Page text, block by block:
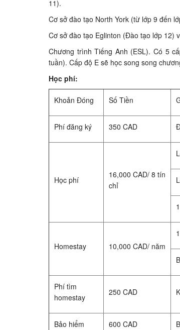
11).
Cơ sở đào tạo North York (từ lớp 9 đến
Cơ sở đào tạo Eglinton (Đào tạo lớp 12)
Chương trình Tiếng Anh (ESL). Có 5
tuần). Cấp độ E sẽ học song song
Học phí:
Khoản Đóng Số Tiền
Phí đăng ký 350 CAD
Học phí
16,000 CAD/ 8 tín
chỉ
Homestay 10,000 CAD/ năm
Phí tìm
homestay
250 CAD
Bảo hiểm 600 CAD